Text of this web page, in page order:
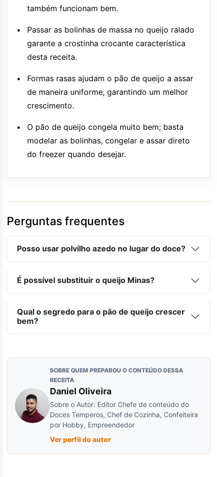
também funcionam bem.
Passar as bolinhas de massa no queijo ralado
garante a crostinha crocante característica
desta receita.
Formas rasas ajudam o pão de queijo a assar
de maneira uniforme, garantindo um melhor
crescimento.
O pão de queijo congela muito bem; basta
modelar as bolinhas, congelar e assar direto
do freezer quando desejar.
Perguntas frequentes
Posso usar polvilho azedo no lugar do doce?
É possível substituir o queijo Minas?
Qual o segredo para o pão de queijo crescer
bem?
SOBRE QUEM PREPAROU O CONTEÚDO DESSA
RECEITA
Daniel Oliveira
Sobre o Autor: Editor Chefe de conteúdo do
Doces Temperos, Chef de Cozinha, Confeiteira
por Hobby, Empreendedor
Ver perfil do autor